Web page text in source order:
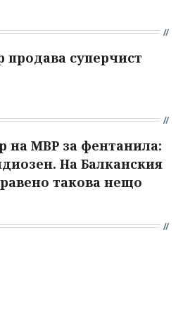
суперчист
на МВР за фентанила:
На Балканския
такова нещо